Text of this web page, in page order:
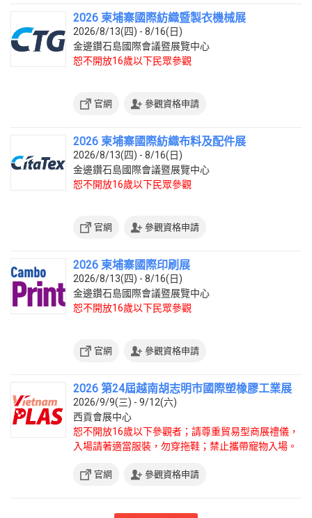
2026 柬埔寨國際紡織暨製衣機械展
2026/8/13(四) - 8/16(日)
金邊鑽石島國際會議暨展覽中心
恕不開放16歲以下民眾參觀
官網 參觀資格申請
2026 柬埔寨國際紡織布料及配件展
2026/8/13(四) - 8/16(日)
金邊鑽石島國際會議暨展覽中心
恕不開放16歲以下民眾參觀
官網 參觀資格申請
2026 柬埔寨國際印刷展
2026/8/13(四) - 8/16(日)
金邊鑽石島國際會議暨展覽中心
恕不開放16歲以下民眾參觀
官網 參觀資格申請
2026 第24屆越南胡志明市國際塑橡膠工業展
2026/9/9(三) - 9/12(六)
西貢會展中心
恕不開放16歲以下參觀者；請尊重貿易型商展禮儀，
入場請著適當服裝，勿穿拖鞋；禁止攜帶寵物入場。
官網 參觀資格申請